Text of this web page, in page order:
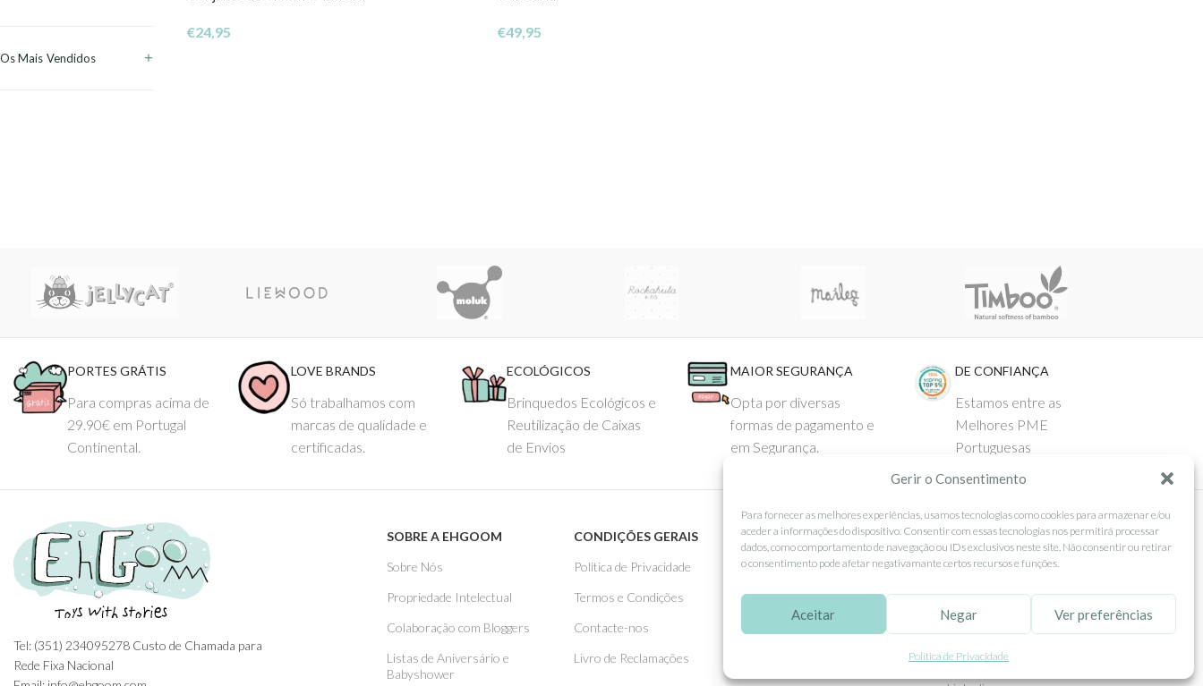
Gerir o Consentimento
Para fornecer as melhores experiências, usamos tecnologias como cookies para armazenar e/ou
aceder a informações do dispositivo. Consentir com essas tecnologias nos permitirá processar
dados, como comportamento de navegação ou IDs exclusivos neste site. Não consentir ou retirar
o consentimento pode afetar negativamante certos recursos e funções.
Aceitar Negar Ver preferências
Política de Privacidade
Os Mais Vendidos
€24,95 €49,95
PORTES GRÁTIS
Para compras acima de
29.90€ em Portugal
Continental.
LOVE BRANDS
Só trabalhamos com
marcas de qualidade e
certificadas.
ECOLÓGICOS
Brinquedos Ecológicos e
Reutilização de Caixas
de Envios
MAIOR SEGURANÇA
Opta por diversas
formas de pagamento e
em Segurança.
DE CONFIANÇA
Estamos entre as
Melhores PME
Portuguesas
Tel: (351) 234095278 Custo de Chamada para
Rede Fixa Nacional
SOBRE A EHGOOM
Sobre Nós
Propriedade Intelectual
Colaboração com Bloggers
Listas de Aniversário e
Babyshower
CONDIÇÕES GERAIS
Politica de Privacidade
Termos e Condições
Contacte-nos
Livro de Reclamações
APOIO AO CLIENTE
Como Comprar
Pagamentos
SEGUE-NOS
Facebook
Instagram
Pinterest
X